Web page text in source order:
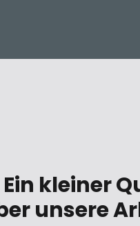
kleiner
unsere